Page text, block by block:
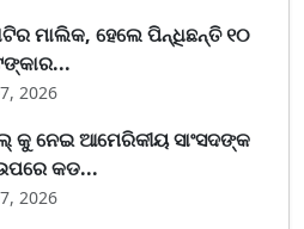
ମାଲିକ, ହେଲେ ପିନ୍ଧିଛନ୍ତି ୧୦
2026
କୁ ନେଇ ଆମେରିକୀୟ ସାଂସଦଙ୍କ
କଡ...
2026